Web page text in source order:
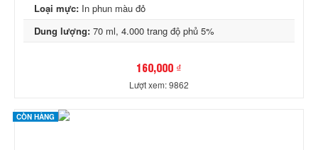
Loại mực: In phun màu đỏ
Dung lượng: 70 ml, 4.000 trang độ phủ 5%
160,000 ₫
Lượt xem: 9862
CÒN HÀNG